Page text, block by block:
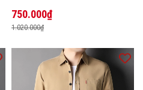
750.000₫
1.020.000₫